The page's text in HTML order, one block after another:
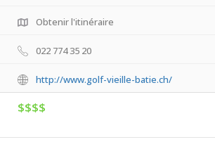
Obtenir l'itinéraire
022 774 35 20
http://www.golf-vieille-batie.ch/
$$$$